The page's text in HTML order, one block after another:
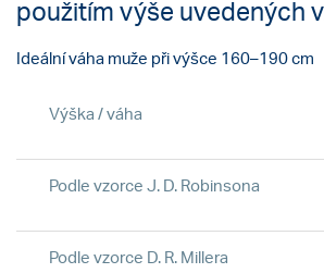
použitím výše uvedených
Ideální váha muže při výšce 160–190 cm
Výška / váha
Podle vzorce J. D. Robinsona
Podle vzorce D. R. Millera